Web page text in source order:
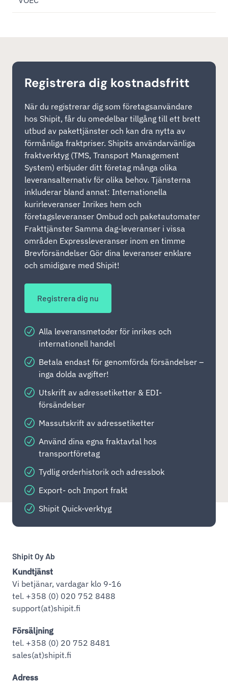
Registrera dig kostnadsfritt
När du registrerar dig som företagsanvändare
hos Shipit, får du omedelbar tillgång till ett brett
utbud av pakettjänster och kan dra nytta av
förmånliga fraktpriser. Shipits användarvänliga
fraktverktyg (TMS, Transport Management
System) erbjuder ditt företag många olika
leveransalternativ för olika behov. Tjänsterna
inkluderar bland annat: Internationella
kurirleveranser Inrikes hem och
företagsleveranser Ombud och paketautomater
Frakttjänster Samma dag-leveranser i vissa
områden Expressleveranser inom en timme
Brevförsändelser Gör dina leveranser enklare
och smidigare med Shipit!
Registrera dig nu
Alla leveransmetoder för inrikes och
internationell handel
Betala endast för genomförda försändelser –
inga dolda avgifter!
Utskrift av adressetiketter & EDI-
försändelser
Massutskrift av adressetiketter
Använd dina egna fraktavtal hos
transportföretag
Tydlig orderhistorik och adressbok
Export- och Import frakt
Shipit Quick-verktyg
Shipit Oy Ab
Kundtjänst
Vi betjänar, vardagar klo 9-16
tel. +358 (0) 020 752 8488
support(at)shipit.fi
Försäljning
tel. +358 (0) 20 752 8481
sales(at)shipit.fi
Adress